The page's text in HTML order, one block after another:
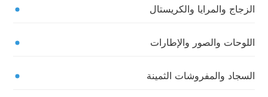
الزجاج والمرايا والكريستال
اللوحات والصور والإطارات
السجاد والمفروشات الثمينة